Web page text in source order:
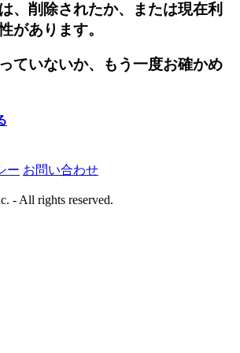
、削除されたか、または現在利
があります。
ていないか、もう一度お確かめ
ー お問い合わせ
- All rights reserved.